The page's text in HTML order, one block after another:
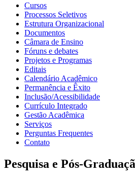
Cursos
Processos Seletivos
Estrutura Organizacional
Documentos
Câmara de Ensino
Fóruns e debates
Projetos e Programas
Editais
Calendário Acadêmico
Permanência e Êxito
Inclusão/Acessibilidade
Currículo Integrado
Gestão Acadêmica
Serviços
Perguntas Frequentes
Contato
Pesquisa e Pós-